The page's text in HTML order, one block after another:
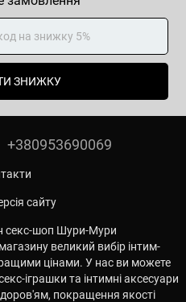
ЗНИЖКУ
+380953690069
сайту
секс-шоп Шури-Мури
великий вибір інтим-
цінами. У нас ви можете
іграшки та інтимні аксесуари
покращення якості